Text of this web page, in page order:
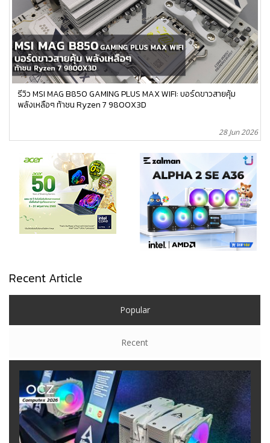
รีวิว MSI MAG B850 GAMING PLUS MAX WIFI: บอร์ดขาวสายคุ้ม
พลังเหลือๆ ท้าชน Ryzen 7 9800X3D
28 Jun 2026
Recent Article
Popular
Recent